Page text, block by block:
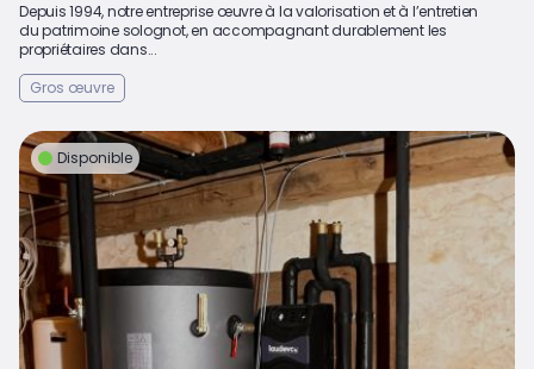
Depuis 1994, notre entreprise œuvre à la valorisation et à l’entretien
du patrimoine solognot, en accompagnant durablement les
propriétaires dans...
Gros œuvre
Disponible